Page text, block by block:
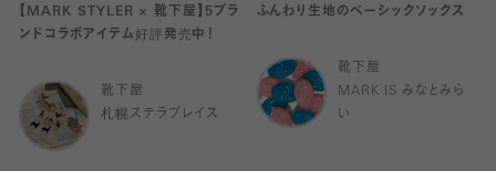
【MARK STYLER × 靴下屋】5ブラ
ンドコラボアイテム好評発売中！
靴下屋
札幌ステラプレイス
ふんわり生地のベーシックソックス
靴下屋
MARK IS みなとみら
い